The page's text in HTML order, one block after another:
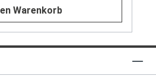
Warenkorb